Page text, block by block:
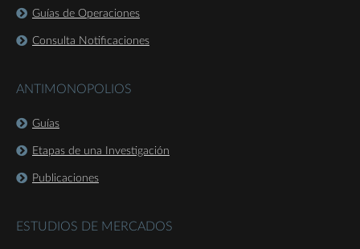
Guías de Operaciones
Consulta Notificaciones
ANTIMONOPOLIOS
Guías
Etapas de una Investigación
Publicaciones
ESTUDIOS DE MERCADOS